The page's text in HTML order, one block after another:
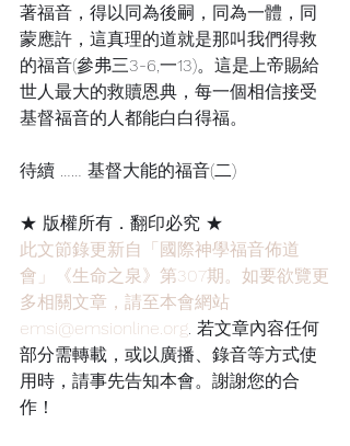
著福音，得以同為後嗣，同為一體，同
蒙應許，這真理的道就是那叫我們得救
的福音(參弗三3-6,一13)。這是上帝賜給
世人最大的救贖恩典，每一個相信接受
基督福音的人都能白白得福。
待續 …… 基督大能的福音(二)
★ 版權所有．翻印必究 ★
此文節錄更新自「國際神學福音佈道
會」《生命之泉》第307期。如要欲覽更
多相關文章，請至本會網站
emsi@emsionline.org. 若文章內容任何
部分需轉載，或以廣播、錄音等方式使
用時，請事先告知本會。謝謝您的合
作！